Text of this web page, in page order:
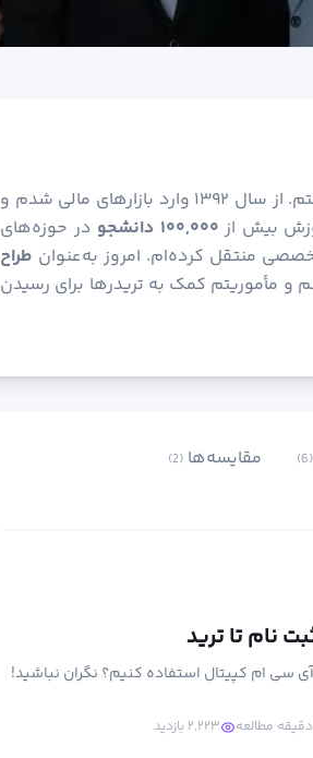
هستم. از سال ۱۳۹۲ وارد بازارهای مالی شدم و
بیش از ۱۰۰,۰۰۰ دانشجو
در حوزه‌های
منتقل کرده‌ام. امروز به‌عنوان طراح
و مأموریتم کمک به تریدرها برای رسیدن
(6) مقایسه‌ها (2)
آی سی ام کپیتال استفاده کنیم؟ نگران نباشید!
۲,۲۲۳ بازدید